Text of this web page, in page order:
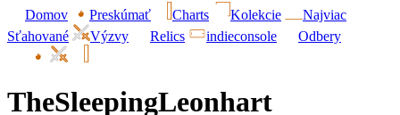
Domov
Preskúmať Charts Kolekcie
Najviac
Sťahované
Výzvy Relics indieconsole Odbery
TheSleepingLeonhart